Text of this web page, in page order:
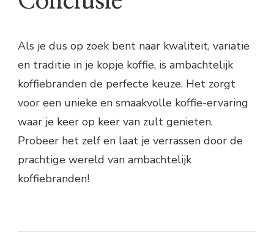
Als je dus op zoek bent naar kwaliteit, variatie
en traditie in je kopje koffie, is ambachtelijk
koffiebranden de perfecte keuze. Het zorgt
voor een unieke en smaakvolle koffie-ervaring
waar je keer op keer van zult genieten.
Probeer het zelf en laat je verrassen door de
prachtige wereld van ambachtelijk
koffiebranden!